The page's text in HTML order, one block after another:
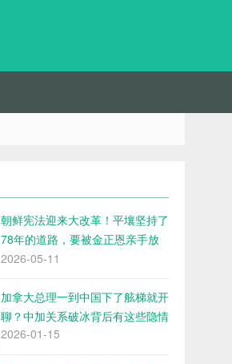
朝鲜宪法迎来大改革！平壤坚持了
78年的道路，要被金正恩亲手放
弃了
2026-05-11
加拿大总理一到中国下了舷梯就开
聊？中加关系破冰背后有这些隐情
2026-01-15